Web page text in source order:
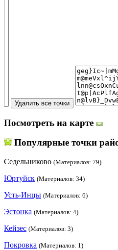
Посмотреть на карте
Популярные точки
Седельниково (Материалов: 79)
Юртуйск (Материалов: 34)
Усть-Инцы (Материалов: 6)
Эстонка (Материалов: 4)
Кейзес (Материалов: 3)
Покровка (Материалов: 1)